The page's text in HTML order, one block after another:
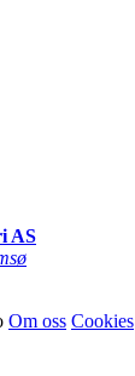
AS
Om oss Cookies